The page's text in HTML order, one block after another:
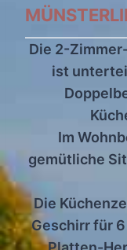
Die 2-
ist
Im
gemütliche
Die
Geschirr für